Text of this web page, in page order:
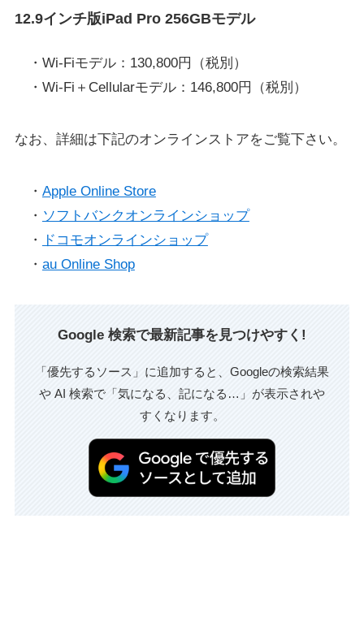
12.9インチ版iPad Pro 256GBモデル
・Wi-Fiモデル：130,800円（税別）
・Wi-Fi＋Cellularモデル：146,800円（税別）
なお、詳細は下記のオンラインストアをご覧下さい。
・ Apple Online Store
・ ソフトバンクオンラインショップ
・
ドコモオンラインショップ
・ au Online Shop
Google 検索で最新記事を見つけやすく!
「優先するソース」に追加すると、Googleの検索結果
や AI 検索で「気になる、記になる…」が表示されや
すくなります。